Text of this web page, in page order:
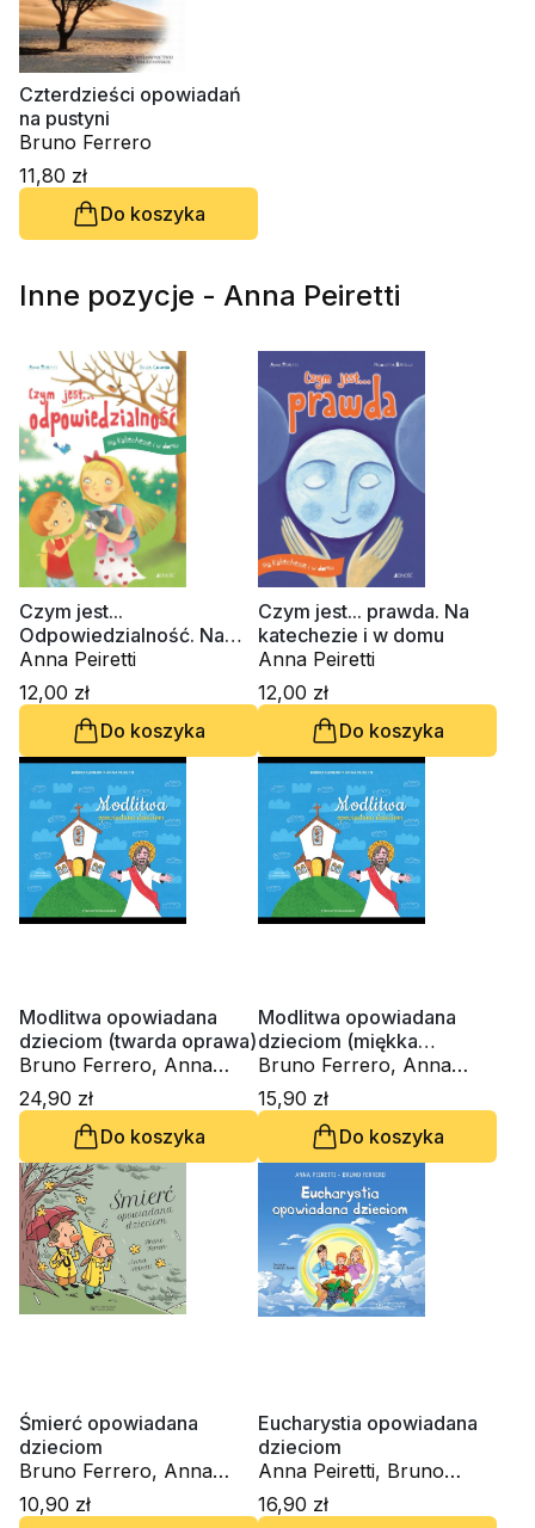
Czterdzieści opowiadań
na pustyni
Bruno Ferrero
11,80 zł
Do koszyka
Inne pozycje - Anna Peiretti
Czym jest...
Odpowiedzialność. Na
katechezie i w domu
Anna Peiretti
12,00 zł
Do koszyka
Czym jest... prawda. Na
katechezie i w domu
Anna Peiretti
12,00 zł
Do koszyka
Modlitwa opowiadana
dzieciom (twarda oprawa)
Bruno Ferrero, Anna
Peiretti
24,90 zł
Do koszyka
Modlitwa opowiadana
dzieciom (miękka
oprawa)
Bruno Ferrero, Anna
Peiretti
15,90 zł
Do koszyka
Śmierć opowiadana
dzieciom
Bruno Ferrero, Anna
Peiretti
10,90 zł
Eucharystia opowiadana
dzieciom
Anna Peiretti, Bruno
Ferrero
16,90 zł